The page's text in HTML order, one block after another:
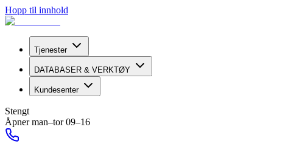
Hopp til innhold
Tjenester
DATABASER & VERKTØY
Kundesenter
Stengt
Åpner man–tor 09–16